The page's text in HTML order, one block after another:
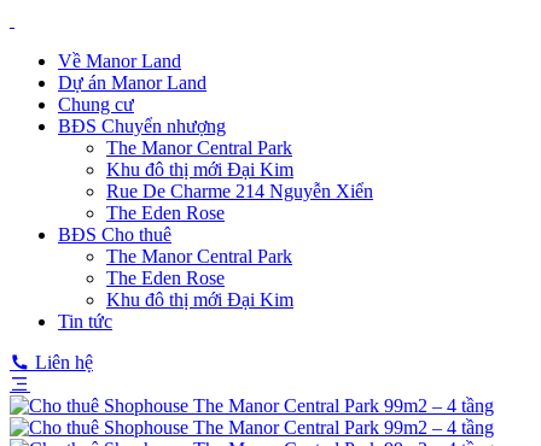
Về Manor Land
Dự án Manor Land
Chung cư
BĐS Chuyển nhượng
The Manor Central Park
Khu đô thị mới Đại Kim
Rue De Charme 214 Nguyễn Xiển
The Eden Rose
BĐS Cho thuê
The Manor Central Park
The Eden Rose
Khu đô thị mới Đại Kim
Tin tức
Liên hệ